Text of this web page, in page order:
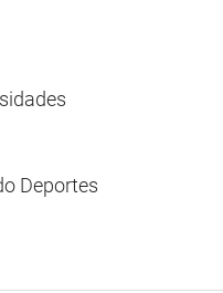
Deportes